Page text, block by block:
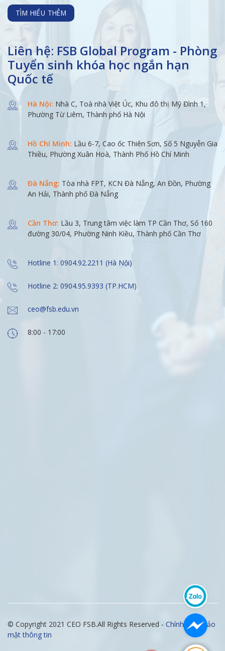
TÌM HIỂU THÊM
Liên hệ: FSB Global Program - Phòng
Tuyển sinh khóa học ngắn hạn
Quốc tế
Hà Nội: Nhà C, Toà nhà Việt Úc, Khu đô thị Mỹ Đình 1,
Phường Từ Liêm, Thành phố Hà Nội
Hồ Chí Minh: Lầu 6-7, Cao ốc Thiên Sơn, Số 5 Nguyễn Gia
Thiều, Phường Xuân Hoà, Thành Phố Hồ Chí Minh
Đà Nẵng: Tòa nhà FPT, KCN Đà Nẵng, An Đồn, Phường
An Hải, Thành phố Đà Nẵng
Cần Thơ: Lầu 3, Trung tâm việc làm TP Cần Thơ, Số 160
đường 30/04, Phường Ninh Kiều, Thành phố Cần Thơ
Hotline 1: 0904.92.2211 (Hà Nội)
Hotline 2: 0904.95.9393 (TP.HCM)
ceo@fsb.edu.vn
8:00 - 17:00
© Copyright 2021 CEO FSB.All Rights Reserved - Chính sách bảo
mật thông tin